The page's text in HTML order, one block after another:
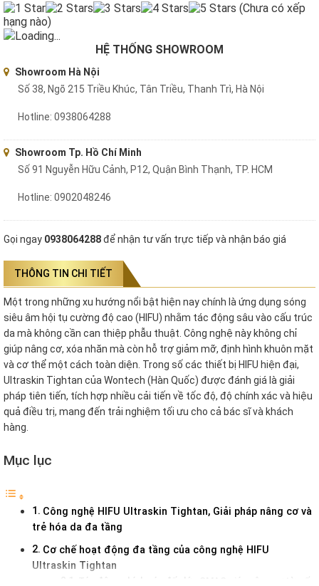
(Chưa có xếp
hạng nào)
Loading...
HỆ THỐNG SHOWROOM
Showroom Hà Nội
Số 38, Ngõ 215 Triều Khúc, Tân Triều, Thanh Trì, Hà Nội
Hotline: 0938064288
Showroom Tp. Hồ Chí Minh
Số 91 Nguyễn Hữu Cảnh, P12, Quận Bình Thạnh, TP. HCM
Hotline: 0902048246
Gọi ngay 0938064288để nhận tư vấn trực tiếp và nhận báo giá
THÔNG TIN CHI TIẾT
Một trong những xu hướng nổi bật hiện nay chính là ứng dụng sóng
siêu âm hội tụ cường độ cao (HIFU) nhằm tác động sâu vào cấu trúc
da mà không cần can thiệp phẫu thuật. Công nghệ này không chỉ
giúp nâng cơ, xóa nhăn mà còn hỗ trợ giảm mỡ, định hình khuôn mặt
và cơ thể một cách toàn diện. Trong số các thiết bị HIFU hiện đại,
Ultraskin Tightan của Wontech (Hàn Quốc) được đánh giá là giải
pháp tiên tiến, tích hợp nhiều cải tiến về tốc độ, độ chính xác và hiệu
quả điều trị, mang đến trải nghiệm tối ưu cho cả bác sĩ và khách
hàng.
Mục lục
Công nghệ HIFU Ultraskin Tightan, Giải pháp nâng cơ và
trẻ hóa da đa tầng
Cơ chế hoạt động đa tầng của công nghệ HIFU
Ultraskin Tightan
Tác động chính xác đến lớp SMAS giúp nâng cơ từ gốc